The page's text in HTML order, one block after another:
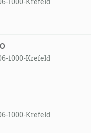
1000-Krefeld
1000-Krefeld